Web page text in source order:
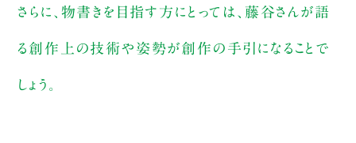
さらに、物書きを目指す方にとっては、藤谷さんが語
る創作上の技術や姿勢が創作の手引になることで
しょう。